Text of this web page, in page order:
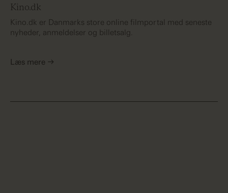
Kino.dk
Kino.dk er Danmarks store online filmportal med seneste
nyheder, anmeldelser og billetsalg.
Læs mere →